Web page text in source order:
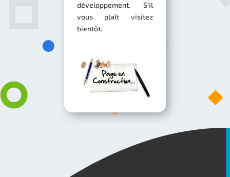
développement. S’il
vous plaît visitez
bientôt.